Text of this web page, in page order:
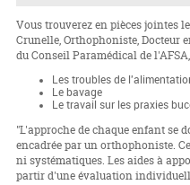
Vous trouverez en pièces jointes
Crunelle, Orthophoniste, Docteur
du Conseil Paramédical de
Les troubles de
Le bavage
Le travail sur les praxies
"L'approche de chaque enfant se
encadrée par un orthophoniste.
ni systématiques. Les aides à
partir d'une évaluation